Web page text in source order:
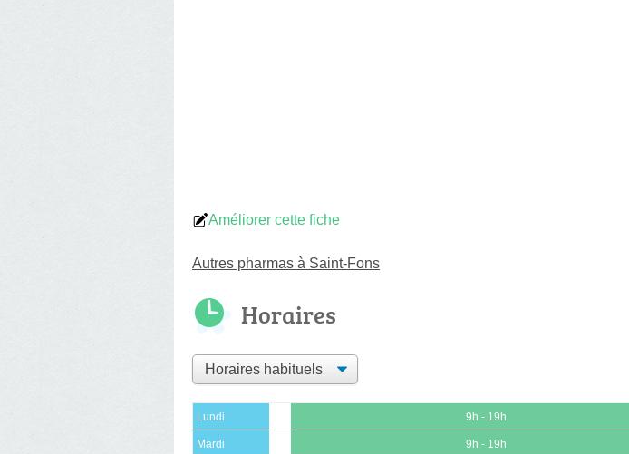
Améliorer cette fiche
Autres pharmas à Saint-Fons
Horaires
Lundi 9h - 19h
Mardi 9h - 19h